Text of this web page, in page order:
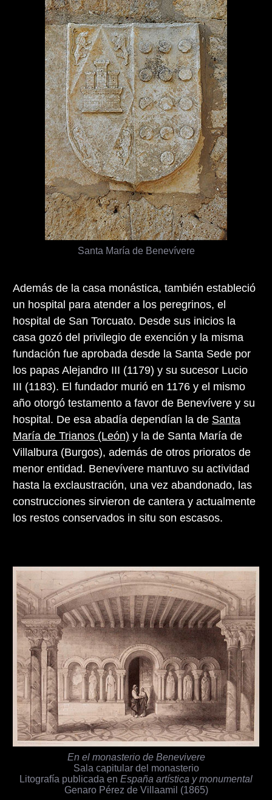
Además de la casa monástica, también estableció
un hospital para atender a los peregrinos, el
hospital de San Torcuato. Desde sus inicios la
casa gozó del privilegio de exención y la misma
fundación fue aprobada desde la Santa Sede por
los papas Alejandro III (1179) y su sucesor Lucio
III (1183). El fundador murió en 1176 y el mismo
año otorgó testamento a favor de Benevívere y su
hospital. De esa abadía dependían la de Santa
María de Trianos (León) y la de Santa María de
Villalbura (Burgos), además de otros prioratos de
menor entidad. Benevívere mantuvo su actividad
hasta la exclaustración, una vez abandonado, las
construcciones sirvieron de cantera y actualmente
los restos conservados in situ son escasos.
Santa María de Benevívere
En el monasterio de Benevivere
Sala capitular del monasterio
Litografía publicada en España artística y monumental
Genaro Pérez de Villaamil (1865)